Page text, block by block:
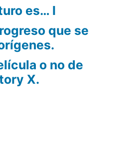
es… I
que se
o no de
X.